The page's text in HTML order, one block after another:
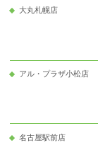
大丸札幌店
アル・プラザ小松店
名古屋駅前店